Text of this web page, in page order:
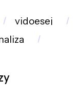
vidoesej